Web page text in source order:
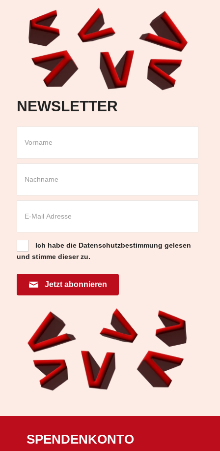
NEWSLETTER
Ich habe die Datenschutzbestimmung gelesen
und stimme dieser zu.
Jetzt abonnieren
SPENDENKONTO